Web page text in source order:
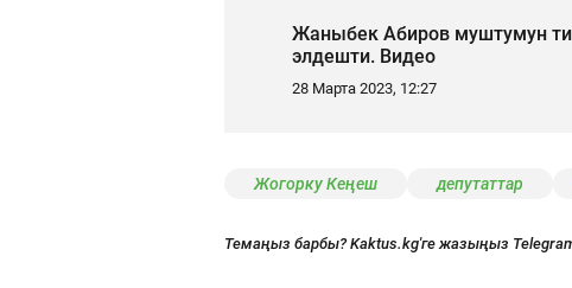
Жаныбек Абиров муштумун
элдешти. Видео
28 Марта 2023, 12:27
Жогорку Кеңеш депутаттар
Темаңыз барбы? Kaktus.kg'ге жазыңыз